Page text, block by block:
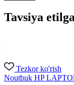
Tavsiya
Tezkor ko'rish
Noutbuk HP